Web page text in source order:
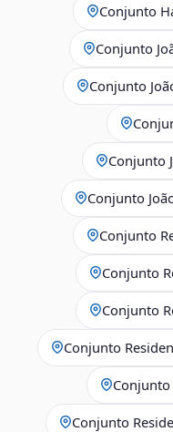
Conjunto
Conjunto
Conjunto
Conjunto
Conjunto
Conjunto
Conjunto
Conjunto
Conjunto
Conjunto